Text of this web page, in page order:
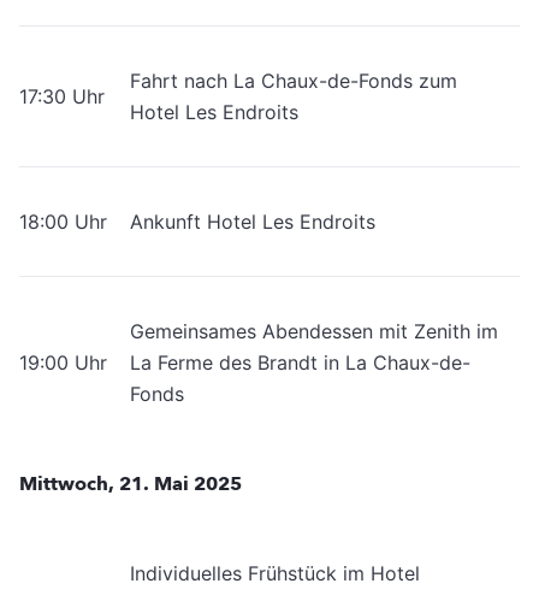
17:30 Uhr
Fahrt nach La Chaux-de-Fonds zum
Hotel Les Endroits
18:00 Uhr Ankunft Hotel Les Endroits
19:00 Uhr
Gemeinsames Abendessen mit Zenith im
La Ferme des Brandt in La Chaux-de-
Fonds
Mittwoch, 21. Mai 2025
Individuelles Frühstück im Hotel